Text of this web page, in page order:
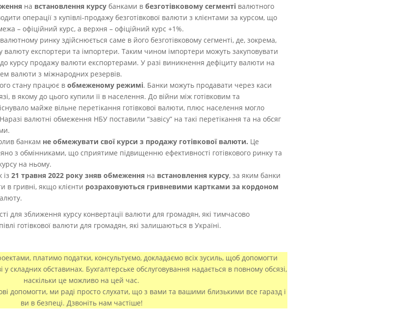
на встановлення курсу банками в безготівковому сегменті валютного
операції з купівлі-продажу безготівкової валюти з клієнтами за курсом, що
– офіційний курс, а верхня – офіційний курс +1%.
ринку здійснюється саме в його безготівковому сегменті, де, зокрема,
валюту експортери та імпортери. Таким чином імпортери можуть закуповувати
курсу продажу валюти експортерами. У разі виникнення дефіциту валюти на
валюти з міжнародних резервів.
стану працює в обмеженому режимі. Банки можуть продавати через каси
в якому до цього купили її в населення. До війни між готівковим та
майже вільне перетікання готівкової валюти, плюс населення могло
валютні обмеження НБУ поставили “завісу” на такі перетікання та на обсяг
банкам не обмежувати свої курси з продажу готівкової валюти. Це
з обмінниками, що сприятиме підвищенню ефективності готівкового ринку та
на ньому.
21 травня 2022 року зняв обмеження на встановлення курсу, за яким банки
в гривні, якщо клієнти розраховуються гривневими картками за кордоном
для зближення курсу конвертації валюти для громадян, які тимчасово
готівкової валюти для громадян, які залишаються в Україні.
платимо податки, консультуємо, докладаємо всіх зусиль, щоб допомогти
у складних обставинах. Бухгалтерське обслуговування надається в повному обсязі,
наскільки це можливо на цей час.
допомогти, ми раді просто слухати, що з вами та вашими близькими все гаразд і
ви в безпеці. Дзвоніть нам частіше!